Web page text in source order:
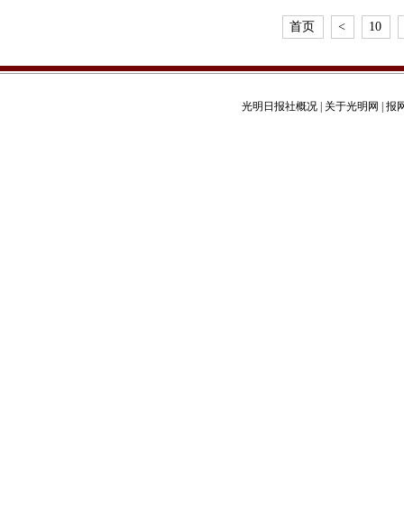
首页 < 10
光明日报社概况 关于光明网 报